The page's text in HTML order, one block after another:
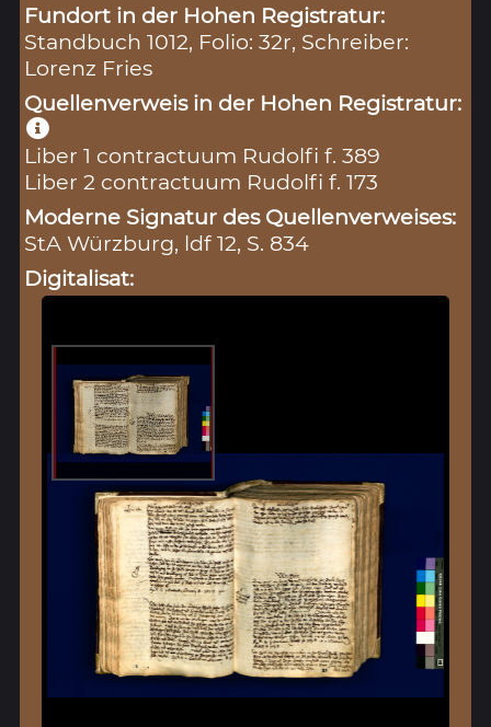
Fundort in der Hohen Registratur:
Standbuch 1012, Folio: 32r, Schreiber:
Lorenz Fries
Quellenverweis in der Hohen Registratur:
Liber 1 contractuum Rudolfi f. 389
Liber 2 contractuum Rudolfi f. 173
Moderne Signatur des Quellenverweises:
StA Würzburg, ldf 12, S. 834
Digitalisat: